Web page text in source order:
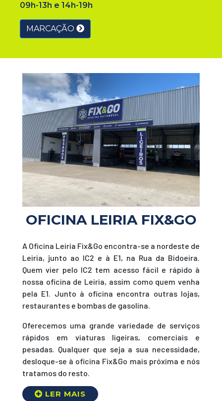
09h-13h e 14h-19h
MARCAÇÃO
OFICINA LEIRIA FIX&GO
A Oficina Leiria Fix&Go encontra-se a nordeste de
Leiria, junto ao IC2 e à E1, na Rua da Bidoeira.
Quem vier pelo IC2 tem acesso fácil e rápido à
nossa oficina de Leiria, assim como quem venha
pela E1. Junto à oficina encontra outras lojas,
restaurantes e bombas de gasolina.
Oferecemos uma grande variedade de serviços
rápidos em viaturas ligeiras, comerciais e
pesadas. Qualquer que seja a sua necessidade,
desloque-se à oficina Fix&Go mais próxima e nós
tratamos do resto.
Como chegar à Oficina Leiria da